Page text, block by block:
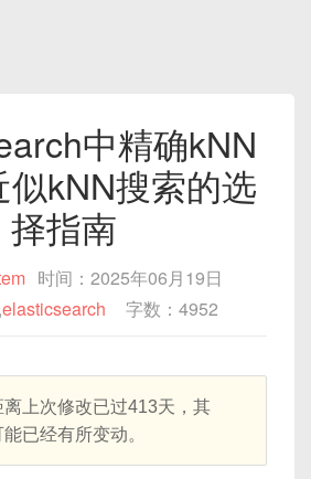
中精确kNN
kNN搜索的选
择指南
时间：2025年06月19日
,elasticsearch 字数：4952
上次修改已过413天，其
已经有所变动。